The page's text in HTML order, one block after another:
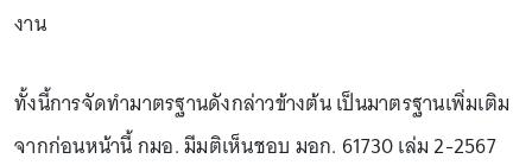
งาน
ทั้งนี้การจัดทำมาตรฐานดังกล่าวข้างต้น เป็นมาตรฐานเพิ่มเติม
จากก่อนหน้านี้ กมอ. มีมติเห็นชอบ มอก. 61730 เล่ม 2-2567